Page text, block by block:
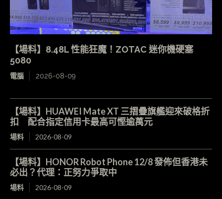
【場料】8.48L 性能狂魔！ZOTAC 迷你機硬塞
5080
電腦 2026-08-09
【場料】HUAWEI Mate XT 三摺疊旗艦迎來破格折
扣 配合指定信用卡最高可慳逾萬元
場料 2026-08-09
【場料】HONOR Robot Phone 12/8 發佈但香港未
必出？代理：正努力爭取中
場料 2026-08-09